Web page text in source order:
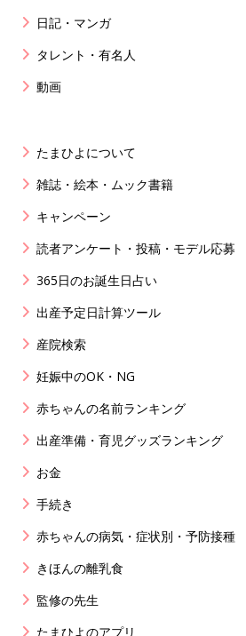
日記・マンガ
タレント・有名人
動画
たまひよについて
雑誌・絵本・ムック書籍
キャンペーン
読者アンケート・投稿・モデル応募
365日のお誕生日占い
出産予定日計算ツール
産院検索
妊娠中のOK・NG
赤ちゃんの名前ランキング
出産準備・育児グッズランキング
お金
手続き
赤ちゃんの病気・症状別・予防接種
きほんの離乳食
監修の先生
たまひよのアプリ